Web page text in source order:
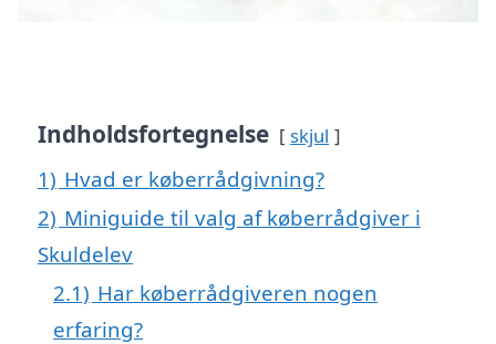
Indholdsfortegnelse skjul
1) Hvad er køberrådgivning?
2) Miniguide til valg af køberrådgiver i
Skuldelev
2.1) Har køberrådgiveren nogen
erfaring?